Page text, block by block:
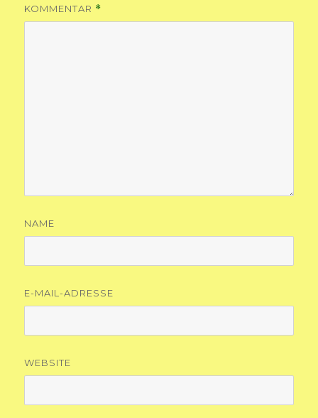
KOMMENTAR *
NAME
E-MAIL-ADRESSE
WEBSITE